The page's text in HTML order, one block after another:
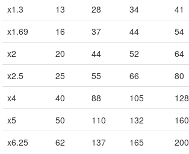
x1.3
13 28 34 41
x1.69
16 37 44 54
x2
20 44 52 64
x2.5
25 55 66 80
x4
40 88 105 128
x5
50 110 132 160
x6.25
62 137 165 200